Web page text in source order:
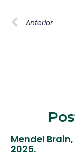
Anterior
Mendel
2025.